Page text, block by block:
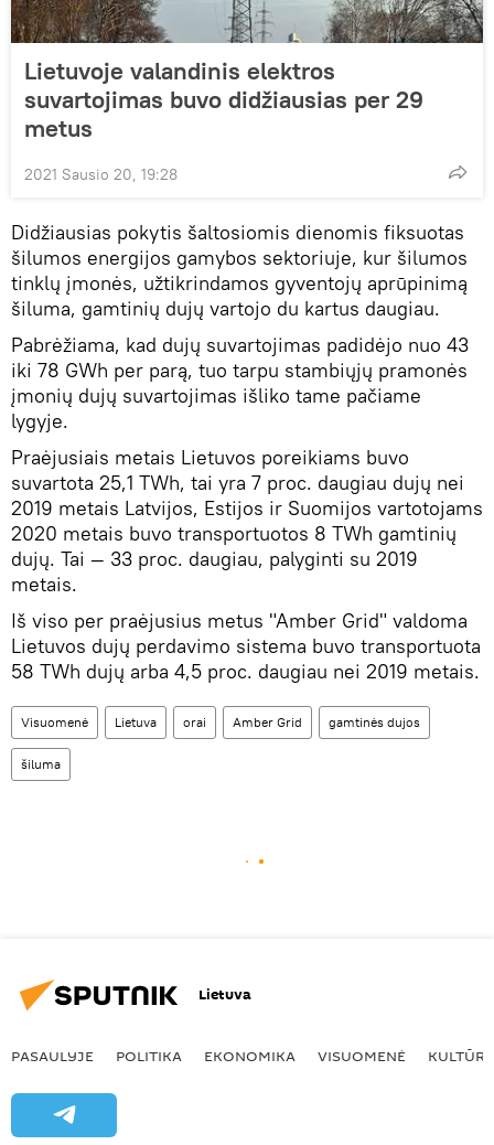
Lietuvoje valandinis elektros
suvartojimas buvo didžiausias per 29
metus
2021 Sausio 20, 19:28
Didžiausias pokytis šaltosiomis dienomis fiksuotas
šilumos energijos gamybos sektoriuje, kur šilumos
tinklų įmonės, užtikrindamos gyventojų aprūpinimą
šiluma, gamtinių dujų vartojo du kartus daugiau.
Pabrėžiama, kad dujų suvartojimas padidėjo nuo 43
iki 78 GWh per parą, tuo tarpu stambiųjų pramonės
įmonių dujų suvartojimas išliko tame pačiame
lygyje.
Praėjusiais metais Lietuvos poreikiams buvo
suvartota 25,1 TWh, tai yra 7 proc. daugiau dujų nei
2019 metais Latvijos, Estijos ir Suomijos vartotojams
2020 metais buvo transportuotos 8 TWh gamtinių
dujų. Tai — 33 proc. daugiau, palyginti su 2019
metais.
Iš viso per praėjusius metus "Amber Grid" valdoma
Lietuvos dujų perdavimo sistema buvo transportuota
58 TWh dujų arba 4,5 proc. daugiau nei 2019 metais.
Visuomenė Lietuva orai Amber Grid gamtinės dujos
šiluma
Lietuva
PASAULYJE POLITIKA EKONOMIKA VISUOMENĖ KULTŪRA